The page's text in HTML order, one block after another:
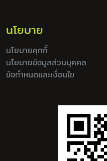
นโยบาย
นโยบายคุกกี้
นโยบายข้อมูลส่วนบุคคล
ข้อกำหนดและเงื่อนไข